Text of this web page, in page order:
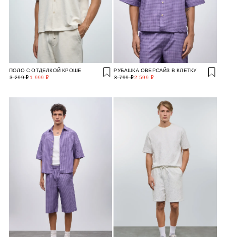
ПОЛО С ОТДЕЛКОЙ КРОШЕ
1 999 ₽
3 299 ₽
РУБАШКА ОВЕРСАЙЗ В КЛЕТКУ
2 599 ₽
3 799 ₽